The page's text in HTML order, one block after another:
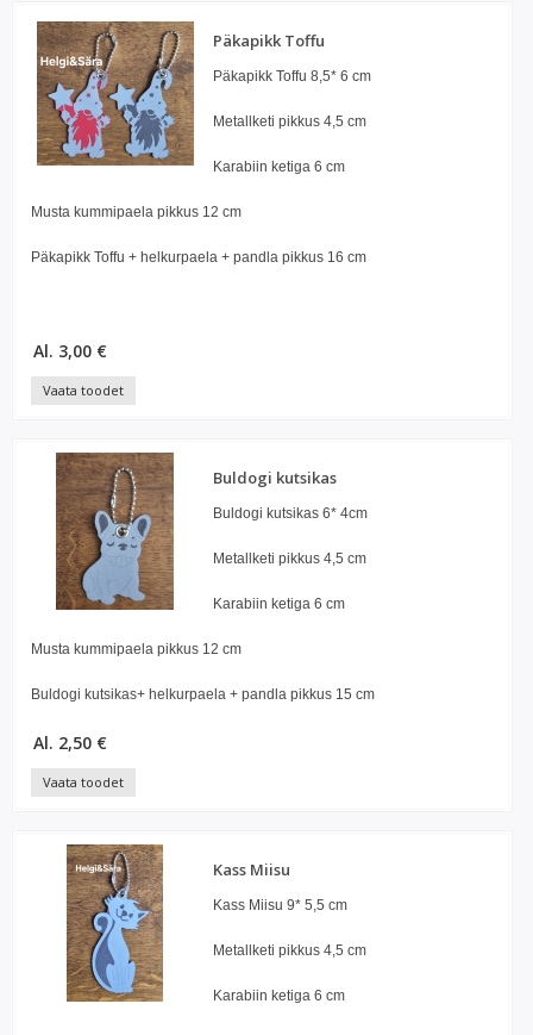
Päkapikk Toffu
Päkapikk Toffu 8,5* 6 cm
Metallketi pikkus 4,5 cm
Karabiin ketiga 6 cm
Musta kummipaela pikkus 12 cm
Päkapikk Toffu + helkurpaela + pandla pikkus 16 cm
Al. 3,00 €
Vaata toodet
Buldogi kutsikas
Buldogi kutsikas 6* 4cm
Metallketi pikkus 4,5 cm
Karabiin ketiga 6 cm
Musta kummipaela pikkus 12 cm
Buldogi kutsikas+ helkurpaela + pandla pikkus 15 cm
Al. 2,50 €
Vaata toodet
Kass Miisu
Kass Miisu 9* 5,5 cm
Metallketi pikkus 4,5 cm
Karabiin ketiga 6 cm